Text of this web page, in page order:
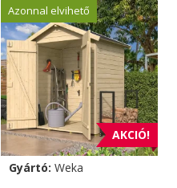
több
variációja
van.
A
változatok
a
termékoldalon
választhatók
AKCIÓ!
Azonnal elvihető
Gyártó: Weka